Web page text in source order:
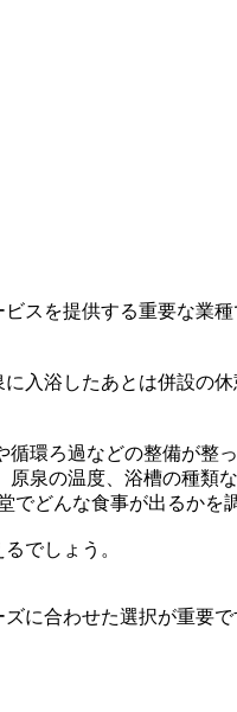
スを提供する重要な業
入浴したあとは併設の
環ろ過などの整備が整
泉の温度、浴槽の種類
どんな食事が出るか
でしょう。
に合わせた選択が重要で